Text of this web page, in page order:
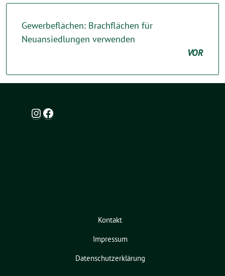
Gewerbeflächen: Brachflächen für
Neuansiedlungen verwenden
VOR
Instagram
Facebook
Kontakt
Impressum
Datenschutzerklärung